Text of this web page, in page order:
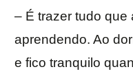
– É trazer tudo que
aprendendo. Ao
e fico tranquilo